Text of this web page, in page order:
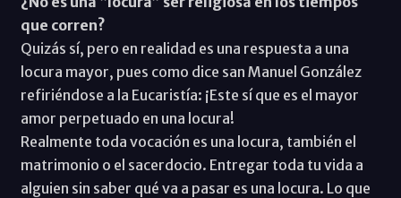
que corren?
Quizás sí, pero en realidad es una respuesta a una
locura mayor, pues como dice san Manuel González
refiriéndose a la Eucaristía: ¡Este sí que es el mayor
amor perpetuado en una locura!
Realmente toda vocación es una locura, también el
matrimonio o el sacerdocio. Entregar toda tu vida a
alguien sin saber qué va a pasar es una locura. Lo que